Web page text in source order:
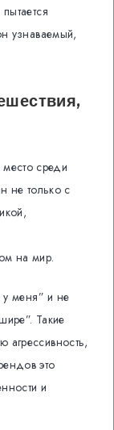
узнаваемый,
среди
не только с
на мир.
у меня” и не
Такие
агрессивность,
это
и